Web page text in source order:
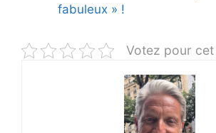
fabuleux » !
Votez pour